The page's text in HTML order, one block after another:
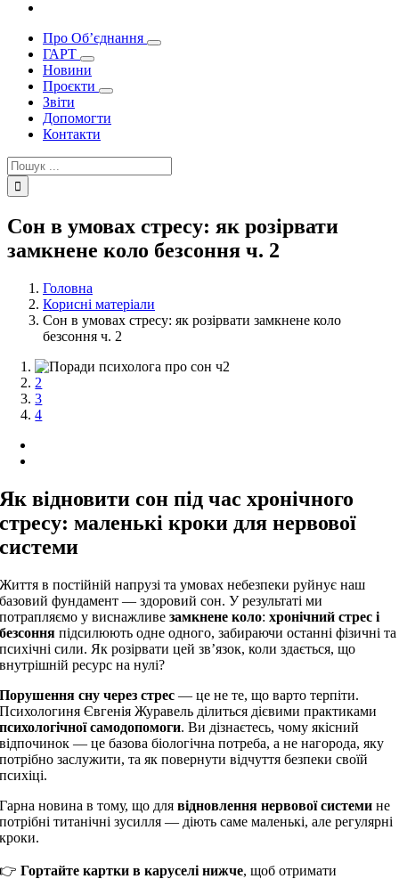
Про Об’єднання
ГАРТ
Новини
Проєкти
Звіти
Допомогти
Контакти
Пошук
...
Сон в умовах стресу: як розірвати
замкнене коло безсоння ч. 2
Головна
Корисні матеріали
Сон в умовах стресу: як розірвати замкнене коло
безсоння ч. 2
1
2
3
4
Як відновити сон під час хронічного
стресу: маленькі кроки для нервової
системи
Життя в постійній напрузі та умовах небезпеки руйнує наш
базовий фундамент — здоровий сон. У результаті ми
потрапляємо у виснажливезамкнене коло:хронічний стрес і
безсоння підсилюють одне одного, забираючи останні фізичні та
психічні сили. Як розірвати цей зв’язок, коли здається, що
внутрішній ресурс на нулі?
Порушення сну через стрес — це не те, що варто терпіти.
Психологиня Євгенія Журавель ділиться дієвими практиками
психологічної самодопомоги. Ви дізнаєтесь, чому якісний
відпочинок — це базова біологічна потреба, а не нагорода, яку
потрібно заслужити, та як повернути відчуття безпеки своїй
психіці.
Гарна новина в тому, що длявідновлення нервової системи не
потрібні титанічні зусилля — діють саме маленькі, але регулярні
кроки.
👉Гортайте картки в каруселі нижче, щоб отримати